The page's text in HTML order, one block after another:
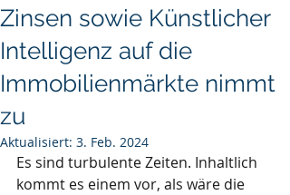
Zinsen sowie Künstlicher
Intelligenz auf die
Immobilienmärkte nimmt
zu
Aktualisiert: 3. Feb. 2024
Es sind turbulente Zeiten. Inhaltlich
kommt es einem vor, als wäre die